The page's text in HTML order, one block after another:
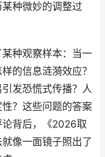
种微妙的调整过
种观察样本：当一
的信息涟漪效应？
发恐慌式传播？人
？这些问题的答案
背后，《2026取
像一面镜子照出了